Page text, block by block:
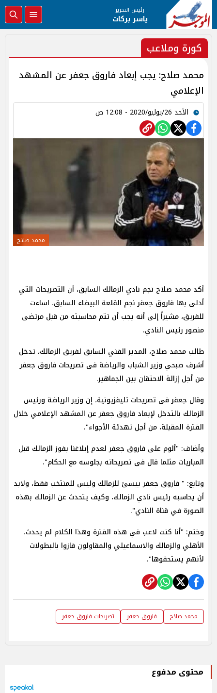
رئيس التحرير
ياسر بركات
كورة وملاعب
محمد صلاح: يجب إبعاد فاروق جعفر عن المشهد
الإعلامي
الأحد 26/يوليو/2020 - 12:08 ص
محمد صلاح
أكد محمد صلاح نجم نادي الزمالك السابق، أن التصريحات التي
أدلى بها فاروق جعفر نجم القلعة البيضاء السابق، اساءت
للفريق، مشيراً إلى أنه يجب أن تتم محاسبته من قبل مرتضى
منصور رئيس النادي.
طالب محمد صلاح، المدير الفني السابق لفريق الزمالك، تدخل
أشرف صبحي وزير الشباب والرياضة فى تصريحات فاروق جعفر
من أجل إزالة الاحتقان بين الجماهير.
وقال جعفر فى تصريحات تليفزيونية، إن وزير الرياضة ورئيس
الزمالك بالتدخل لإبعاد فاروق جعفر عن المشهد الإعلامي خلال
الفترة المقبلة، من أجل تهدئة الأجواء".
وأضاف: "ألوم على فاروق جعفر لعدم إبلاغنا بفوز الزمالك قبل
المباريات مثلما قال فى تصريحاته بجلوسه مع الحكام".
وتابع: " فاروق جعفر بيسئ للزمالك وليس للمنتخب فقط، ولابد
أن يحاسبه رئيس نادي الزمالك، وكيف يتحدث عن الزمالك بهذه
الصورة في قناة النادي".
وختم: "أنا كنت لاعب في هذه الفترة وهذا الكلام لم يحدث،
الأهلي والزمالك والاسماعيلي والمقاولون فازوا بالبطولات
لأنهم يستحقوها".
محمد صلاح فاروق جعفر تصريحات فاروق جعفر
محتوى مدفوع